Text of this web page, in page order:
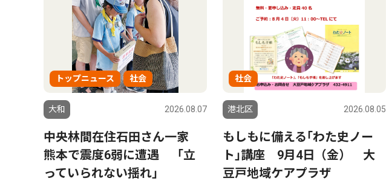
トップニュース 社会
大和 2026.08.07
中央林間在住石田さん一家
熊本で震度6弱に遭遇 「立
っていられない揺れ」
社会
港北区 2026.08.05
もしもに備える｢わた史ノー
ト｣講座 9月4日（金） 大
豆戸地域ケアプラザ